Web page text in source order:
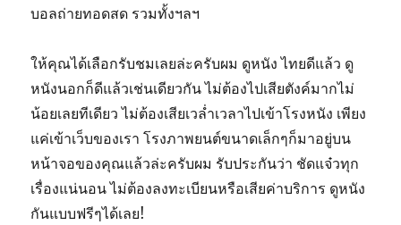
บอลถ่ายทอดสด รวมทั้งฯลฯ
ให้คุณได้เลือกรับชมเลยล่ะครับผม ดูหนัง ไทยดีแล้ว ดู
หนังนอกก็ดีแล้วเช่นเดียวกัน ไม่ต้องไปเสียตังค์มากไม่
น้อยเลยทีเดียว ไม่ต้องเสียเวล่ำเวลาไปเข้าโรงหนัง เพียง
แค่เข้าเว็บของเรา โรงภาพยนต์ขนาดเล็กๆก็มาอยู่บน
หน้าจอของคุณแล้วล่ะครับผม รับประกันว่า ชัดแจ๋วทุก
เรื่องแน่นอน ไม่ต้องลงทะเบียนหรือเสียค่าบริการ ดูหนัง
กันแบบฟรีๆได้เลย!